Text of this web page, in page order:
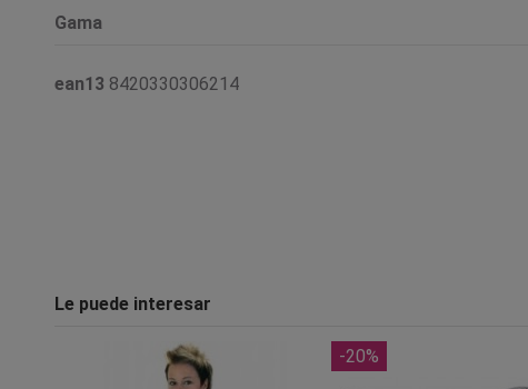
Gama
ean13 8420330306214
Le puede interesar
-20%